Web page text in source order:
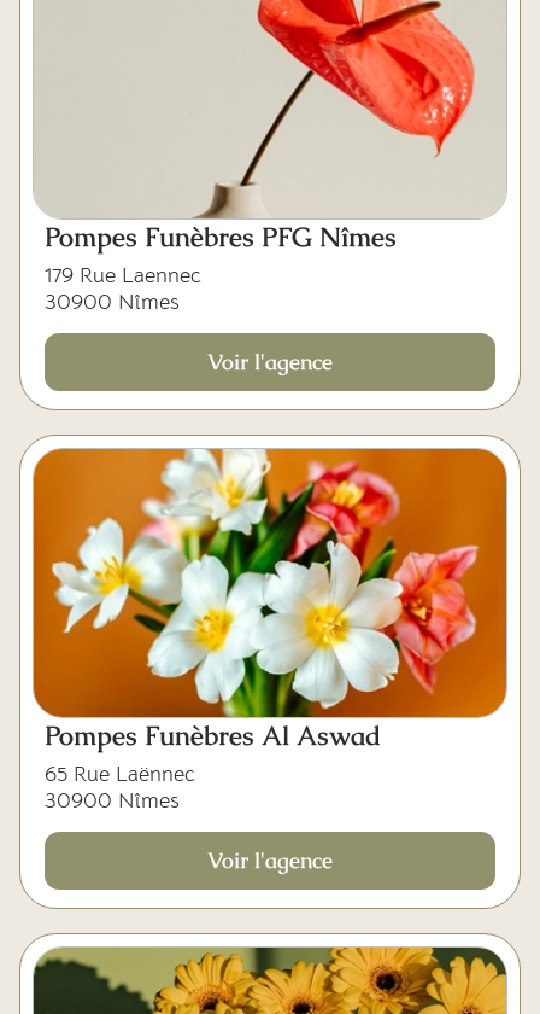
Pompes Funèbres PFG Nîmes
179 Rue Laennec
30900 Nîmes
Voir l'agence
Pompes Funèbres Al Aswad
65 Rue Laënnec
30900 Nîmes
Voir l'agence